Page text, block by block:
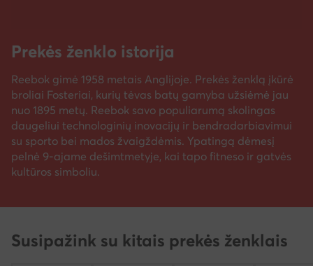
Prekės ženklo istorija
Reebok gimė 1958 metais Anglijoje. Prekės ženklą įkūrė
broliai Fosteriai, kurių tėvas batų gamyba užsiėmė jau
nuo 1895 metų. Reebok savo populiarumą skolingas
daugeliui technologinių inovacijų ir bendradarbiavimui
su sporto bei mados žvaigždėmis. Ypatingą dėmesį
pelnė 9-ajame dešimtmetyje, kai tapo fitneso ir gatvės
kultūros simboliu.
Susipažink su kitais prekės ženklais